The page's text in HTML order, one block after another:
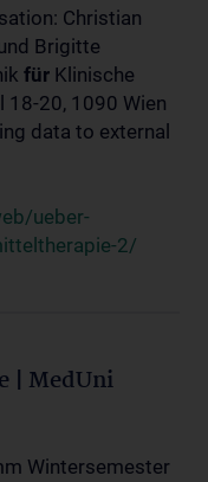
Christian
Brigitte
für Klinische
18-20, 1090 Wien
data to external
ueber-
2/
| MedUni
Wintersemester